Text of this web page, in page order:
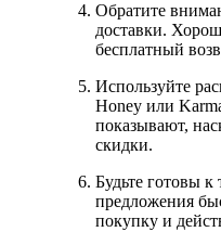
Обратите
доставки.
бесплатный
Используйте
Honey или
показывают,
скидки.
Будьте готовы
предложения
покупку и